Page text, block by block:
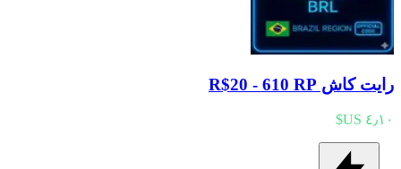
رايت كاش R$20 - 610 RP